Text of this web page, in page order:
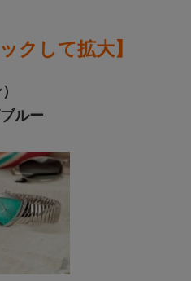
クして拡大】
ルー